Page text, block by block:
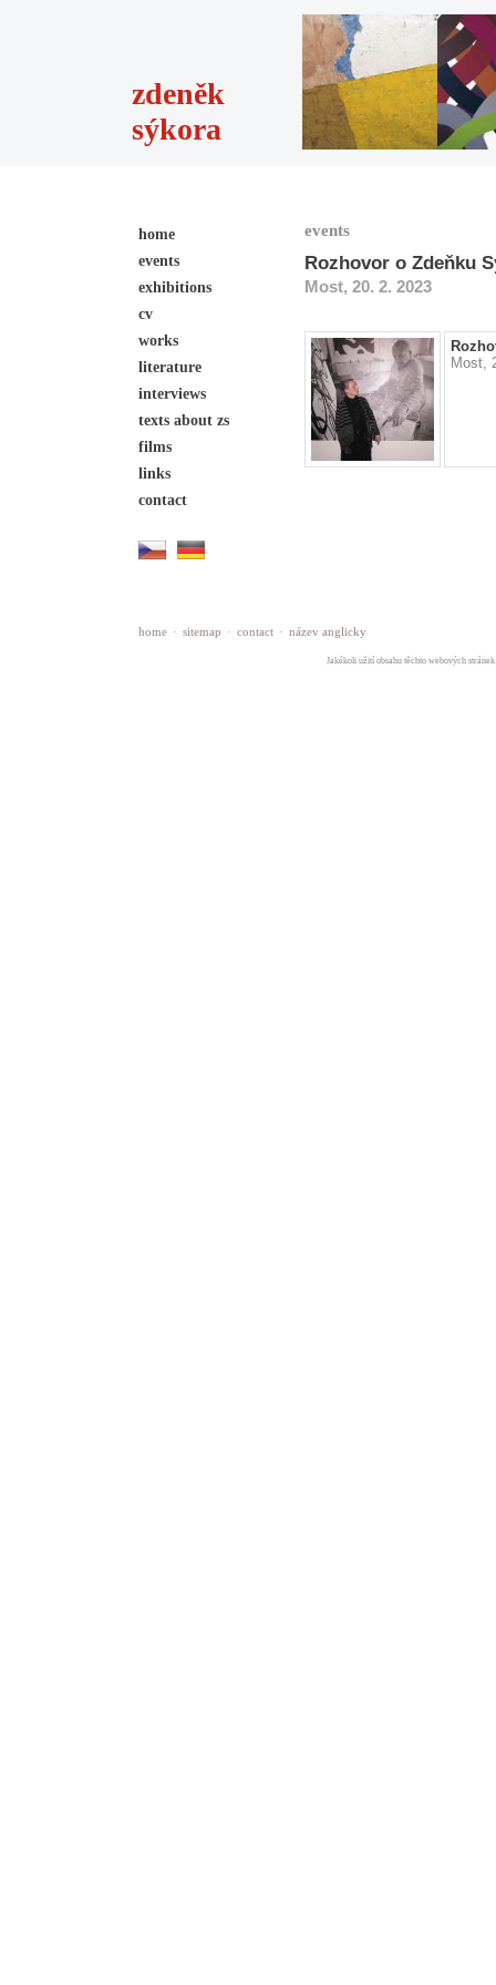
zdeněk
sýkora
home
events
exhibitions
cv
works
literature
interviews
texts about zs
films
links
contact
events
Rozhovor o Zdeňku
Most, 20. 2. 2023
Most,
home · sitemap · contact · název anglicky
Jakékoli užití obsahu těchto webových